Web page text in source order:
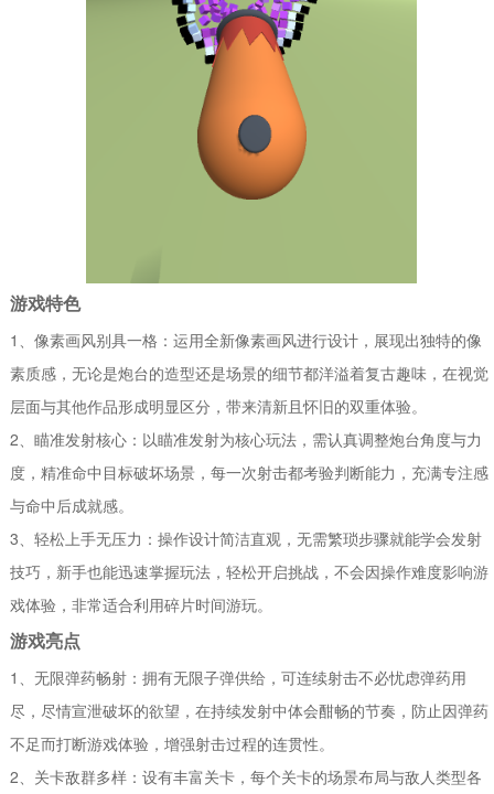
游戏特色
1、像素画风别具一格：运用全新像素画风进行设计，展现出独特的像
素质感，无论是炮台的造型还是场景的细节都洋溢着复古趣味，在视觉
层面与其他作品形成明显区分，带来清新且怀旧的双重体验。
2、瞄准发射核心：以瞄准发射为核心玩法，需认真调整炮台角度与力
度，精准命中目标破坏场景，每一次射击都考验判断能力，充满专注感
与命中后成就感。
3、轻松上手无压力：操作设计简洁直观，无需繁琐步骤就能学会发射
技巧，新手也能迅速掌握玩法，轻松开启挑战，不会因操作难度影响游
戏体验，非常适合利用碎片时间游玩。
游戏亮点
1、无限弹药畅射：拥有无限子弹供给，可连续射击不必忧虑弹药用
尽，尽情宣泄破坏的欲望，在持续发射中体会酣畅的节奏，防止因弹药
不足而打断游戏体验，增强射击过程的连贯性。
2、关卡敌群多样：设有丰富关卡，每个关卡的场景布局与敌人类型各